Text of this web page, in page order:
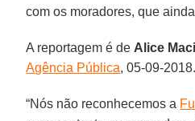
com os moradores, que
A reportagem é de Alice
Agência Pública, 05-09-2018.
“Nós não reconhecemos a